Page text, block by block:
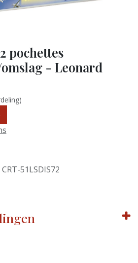
pochettes
- Leonard
CRT-51LSDIS72